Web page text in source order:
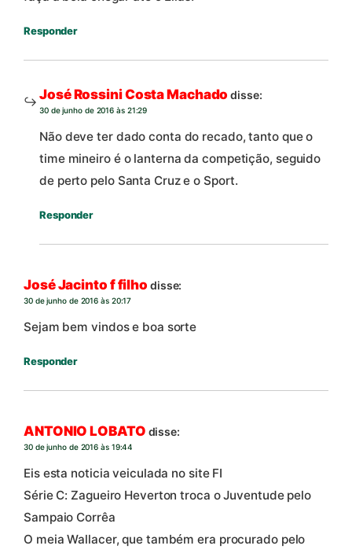
Responder
José Rossini Costa Machado disse:
30 de junho de 2016 às 21:29
Não deve ter dado conta do recado, tanto que o
time mineiro é o lanterna da competição, seguido
de perto pelo Santa Cruz e o Sport.
Responder
José Jacinto f filho disse:
30 de junho de 2016 às 20:17
Sejam bem vindos e boa sorte
Responder
ANTONIO LOBATO disse:
30 de junho de 2016 às 19:44
Eis esta noticia veiculada no site FI
Série C: Zagueiro Heverton troca o Juventude pelo
Sampaio Corrêa
O meia Wallacer, que também era procurado pelo